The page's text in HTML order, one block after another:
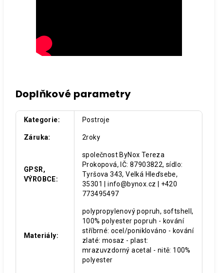
Doplňkové parametry
Kategorie: Postroje
Záruka: 2roky
GPSR,
VÝROBCE:
společnost ByNox Tereza
Prokopová, IČ: 87903822, sídlo:
Tyršova 343, Velká Hleďsebe,
35301 | info@bynox.cz | +420
773495497
Materiály:
polypropylenový popruh, softshell,
100% polyester popruh - kování
stříbrné: ocel/poniklováno - kování
zlaté: mosaz - plast:
mrazuvzdorný acetal - nitě: 100%
polyester